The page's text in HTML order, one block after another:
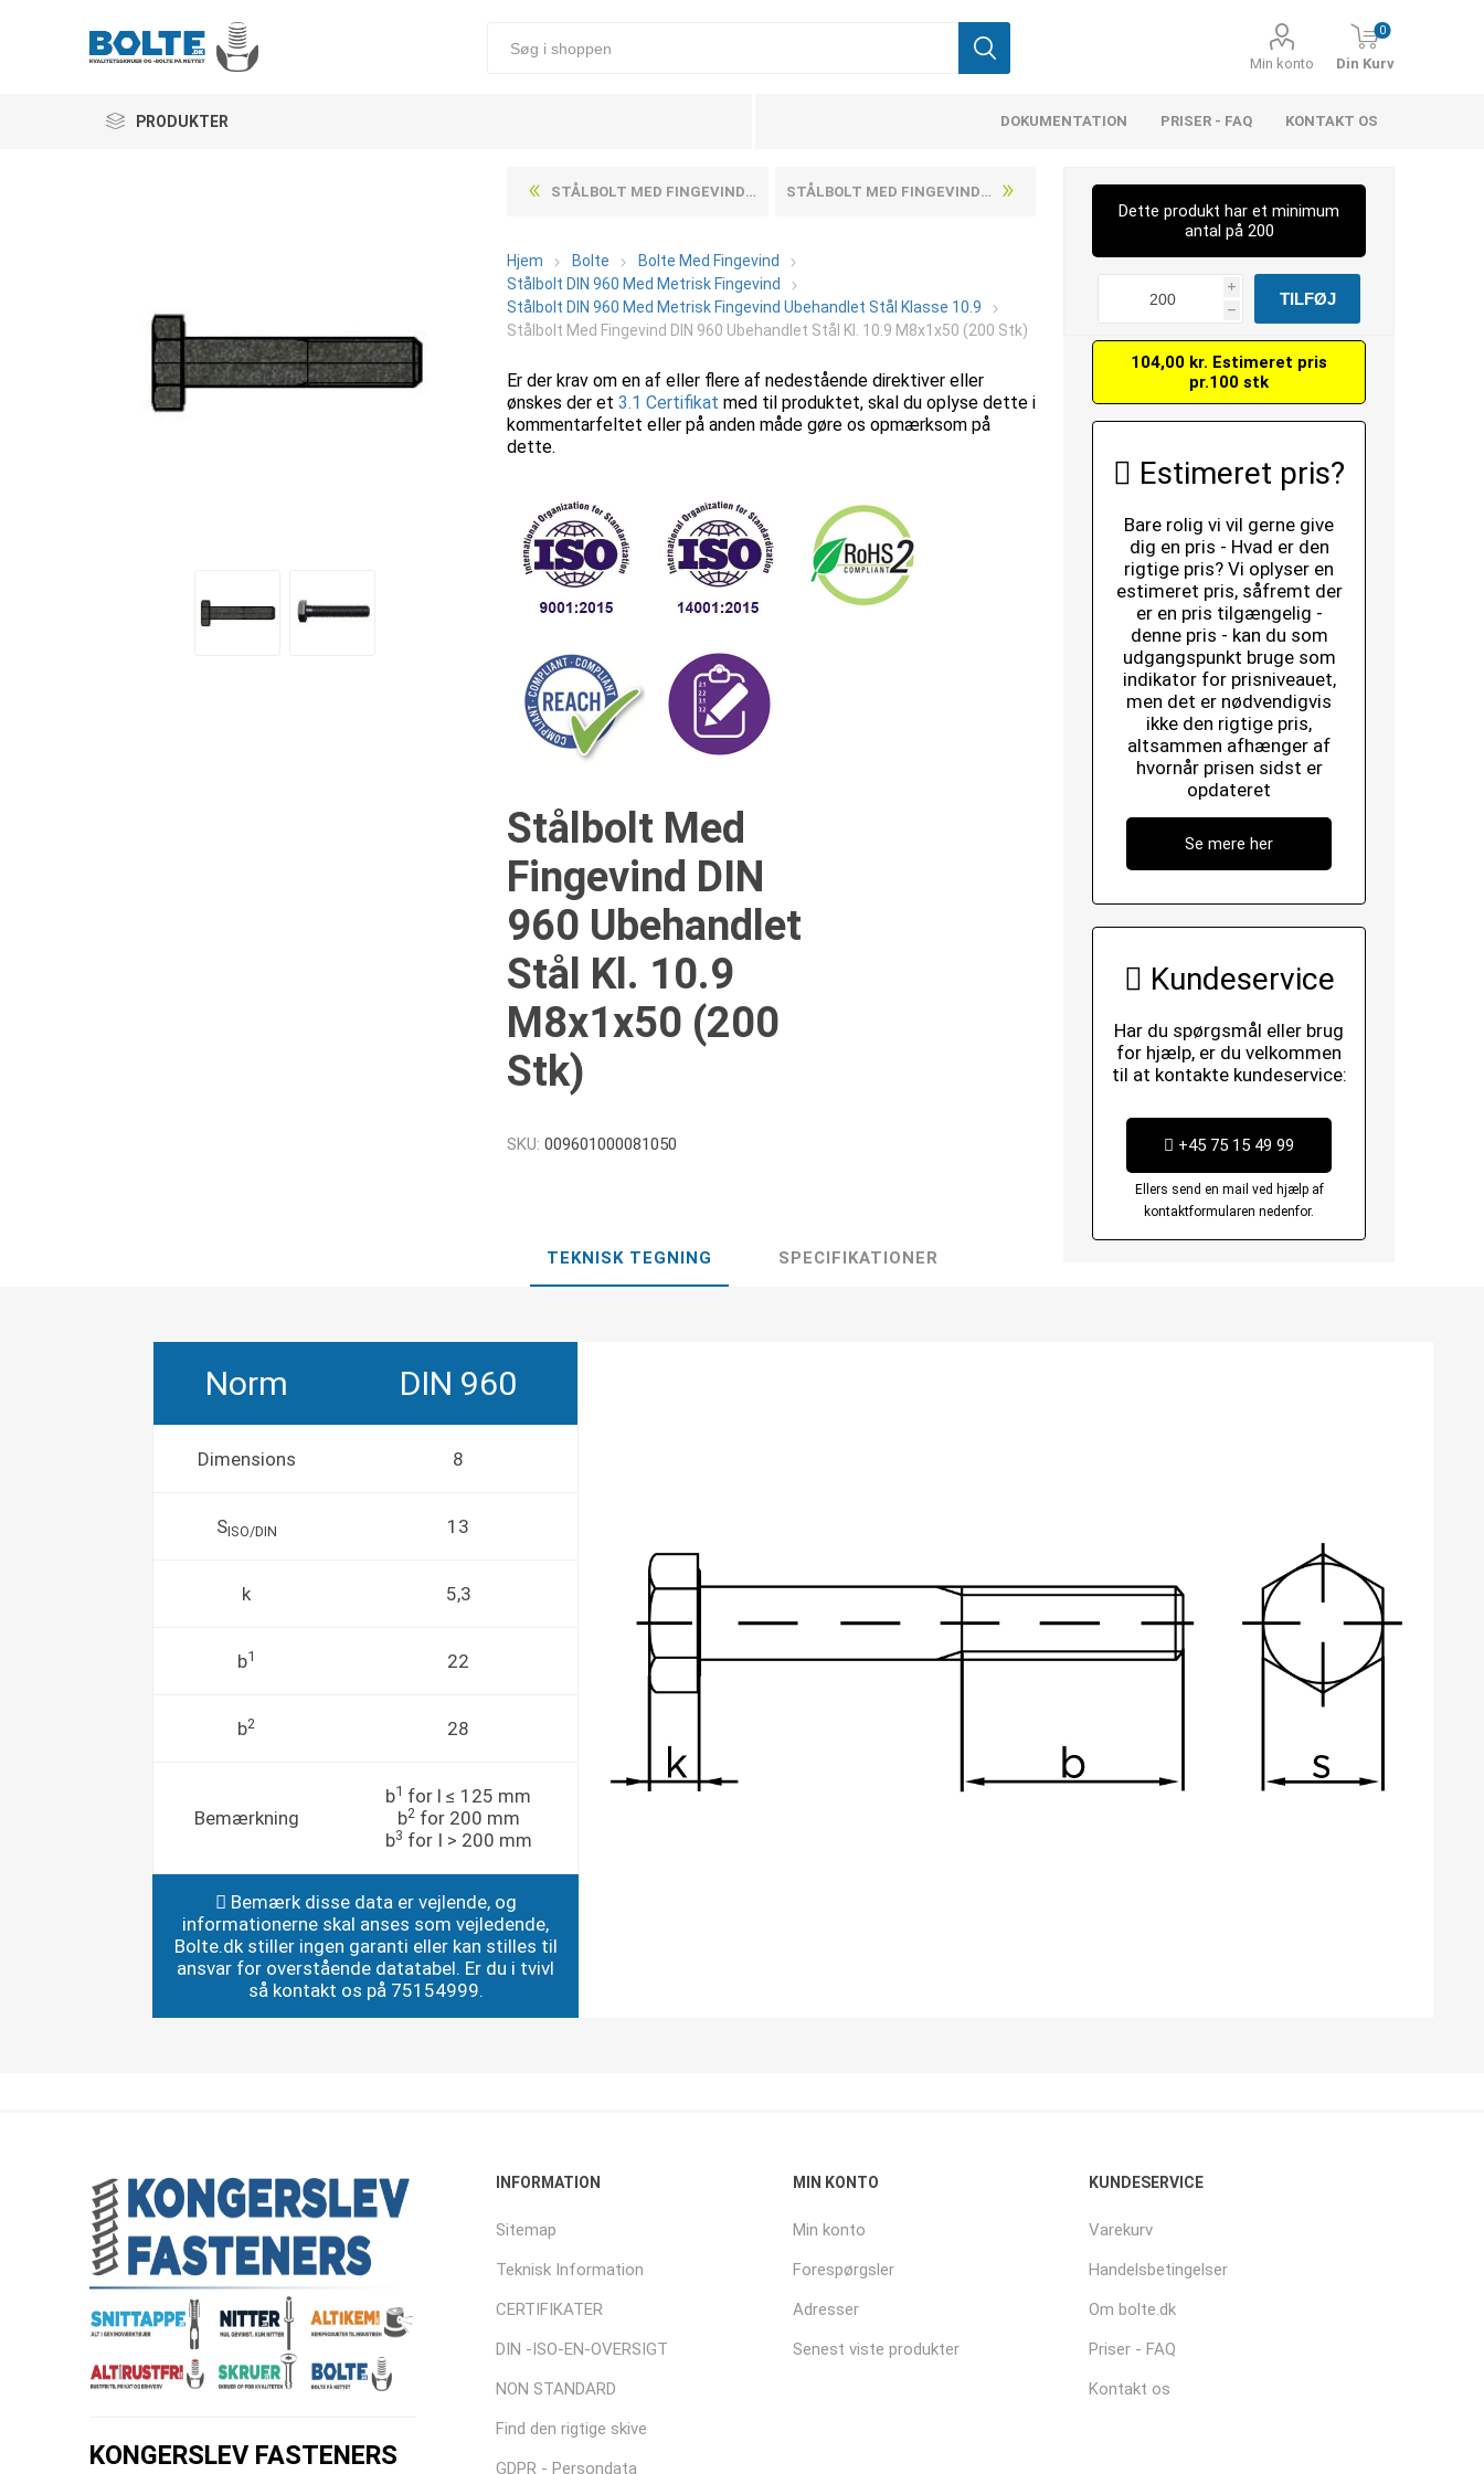
Min konto
0
Din Kurv
PRODUKTER DOKUMENTATION PRISER - FAQ KONTAKT OS
STÅLBOLT MED FINGEVIND DIN 960 UBEHANDLET STÅL KL. 10.9 M8X1X45 (200 STK) STÅLBOLT MED FINGEVIND DIN 960 UBEHANDLET STÅL KL. 10.9 M8X1X60 (200 STK)
Hjem Bolte
Bolte Med Fingevind
Stålbolt DIN 960 Med Metrisk Fingevind
Stålbolt DIN 960 Med Metrisk Fingevind Ubehandlet Stål Klasse 10.9
Stålbolt Med Fingevind DIN 960 Ubehandlet Stål Kl. 10.9 M8x1x50 (200 Stk)
Er der krav om en af eller flere af nedestående direktiver eller
ønskes der et3.1 Certifikat med til produktet, skal du oplyse dette i
kommentarfeltet eller på anden måde gøre os opmærksom på
dette.
Stålbolt Med
Fingevind DIN
960 Ubehandlet
Stål Kl. 10.9
M8x1x50 (200
Stk)
SKU: 009601000081050
Dette produkt har et minimum
antal på 200
i
h
104,00 kr. Estimeret pris
pr.100 stk
Estimeret pris?
Bare rolig vi vil gerne give
dig en pris - Hvad er den
rigtige pris? Vi oplyser en
estimeret pris, såfremt der
er en pris tilgængelig -
denne pris - kan du som
udgangspunkt bruge som
indikator for prisniveauet,
men det er nødvendigvis
ikke den rigtige pris,
altsammen afhænger af
hvornår prisen sidst er
opdateret
Se mere her
Kundeservice
Har du spørgsmål eller brug
for hjælp, er du velkommen
til at kontakte kundeservice:
+45 75 15 49 99
Ellers send en mail ved hjælp af
kontaktformularen nedenfor.
TEKNISK TEGNING SPECIFIKATIONER
Norm DIN 960
Dimensions 8
SISO/DIN 13
k 5,3
b1 22
b2 28
Bemærkning
b1 for l ≤ 125 mm
b2for 200 mm
b3 for I > 200 mm
Bemærk disse data er vejlende, og
informationerne skal anses som vejledende,
Bolte.dk stiller ingen garanti eller kan stilles til
ansvar for overstående datatabel. Er du i tvivl
så kontakt os på 75154999.
KONGERSLEV FASTENERS
INFORMATION
Sitemap
Teknisk Information
CERTIFIKATER
DIN -ISO-EN-OVERSIGT
NON STANDARD
Find den rigtige skive
GDPR - Persondata
MIN KONTO
Min konto
Forespørgsler
Adresser
Senest viste produkter
KUNDESERVICE
Varekurv
Handelsbetingelser
Om bolte.dk
Priser - FAQ
Kontakt os